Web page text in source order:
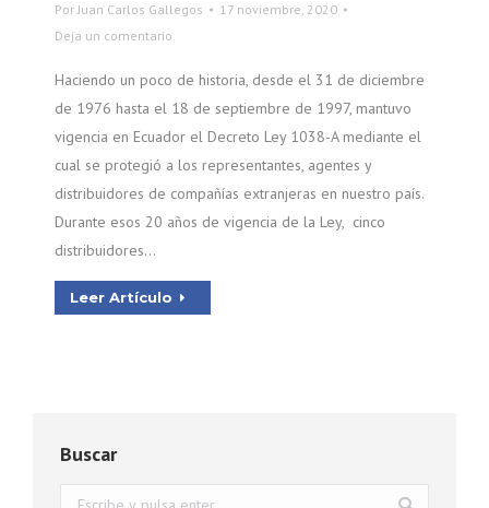
PorJuan Carlos Gallegos
17 noviembre, 2020
Deja un comentario
Haciendo un poco de historia, desde el 31 de diciembre
de 1976 hasta el 18 de septiembre de 1997, mantuvo
vigencia en Ecuador el Decreto Ley 1038-A mediante el
cual se protegió a los representantes, agentes y
distribuidores de compañías extranjeras en nuestro país.
Durante esos 20 años de vigencia de la Ley, cinco
distribuidores…
Leer Artículo
Buscar
Buscar: